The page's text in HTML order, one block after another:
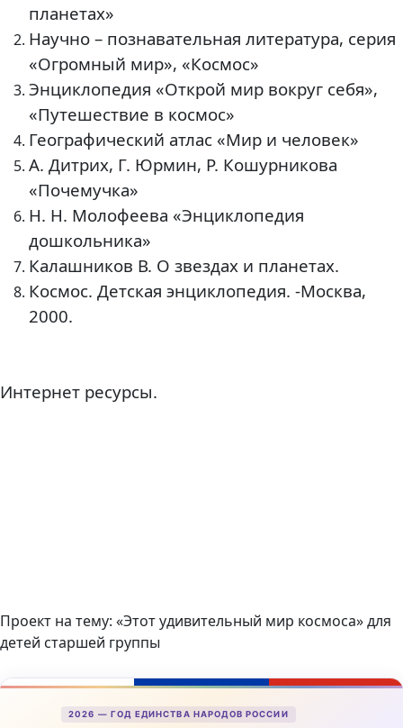
планетах»
Научно – познавательная литература, серия
«Огромный мир», «Космос»
Энциклопедия «Открой мир вокруг себя»,
«Путешествие в космос»
Географический атлас «Мир и человек»
А. Дитрих, Г. Юрмин, Р. Кошурникова
«Почемучка»
Н. Н. Молофеева «Энциклопедия
дошкольника»
Калашников В. О звездах и планетах.
Космос. Детская энциклопедия. -Москва,
2000.
Интернет ресурсы.
Проект на тему: «Этот удивительный мир космоса» для
детей старшей группы
2026 — ГОД ЕДИНСТВА НАРОДОВ РОССИИ